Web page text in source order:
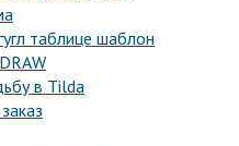
таблице шаблон
в Tilda